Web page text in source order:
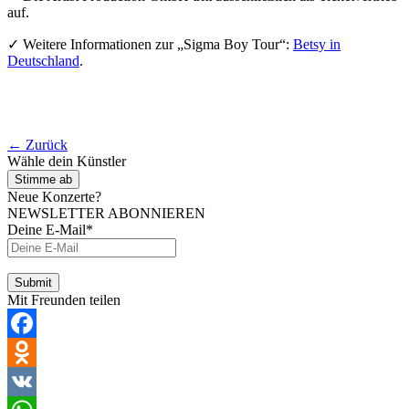
auf.
✓ Weitere Informationen zur „Sigma Boy Tour“: Betsy in
Deutschland.
← Zurück
Wähle dein Künstler
Stimme ab
Neue Konzerte?
NEWSLETTER ABONNIEREN
Deine E-Mail*
Mit Freunden teilen
Facebook
Odnoklassniki